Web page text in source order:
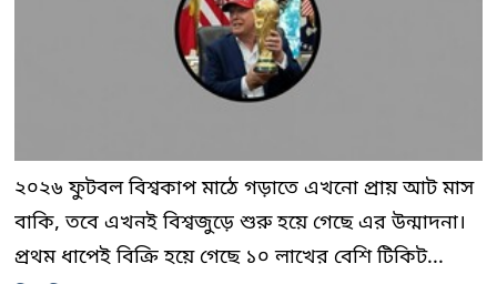
২০২৬ ফুটবল বিশ্বকাপ মাঠে গড়াতে এখনো প্রায় আট মাস
বাকি, তবে এখনই বিশ্বজুড়ে শুরু হয়ে গেছে এর উন্মাদনা।
প্রথম ধাপেই বিক্রি হয়ে গেছে ১০ লাখের বেশি টিকিট...